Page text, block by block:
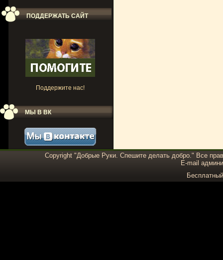
ПОДДЕРЖАТЬ САЙТ
Поддержите нас!
МЫ В ВК
Copyright "Добрые Руки. Спешите делать добро." Все
E-mail